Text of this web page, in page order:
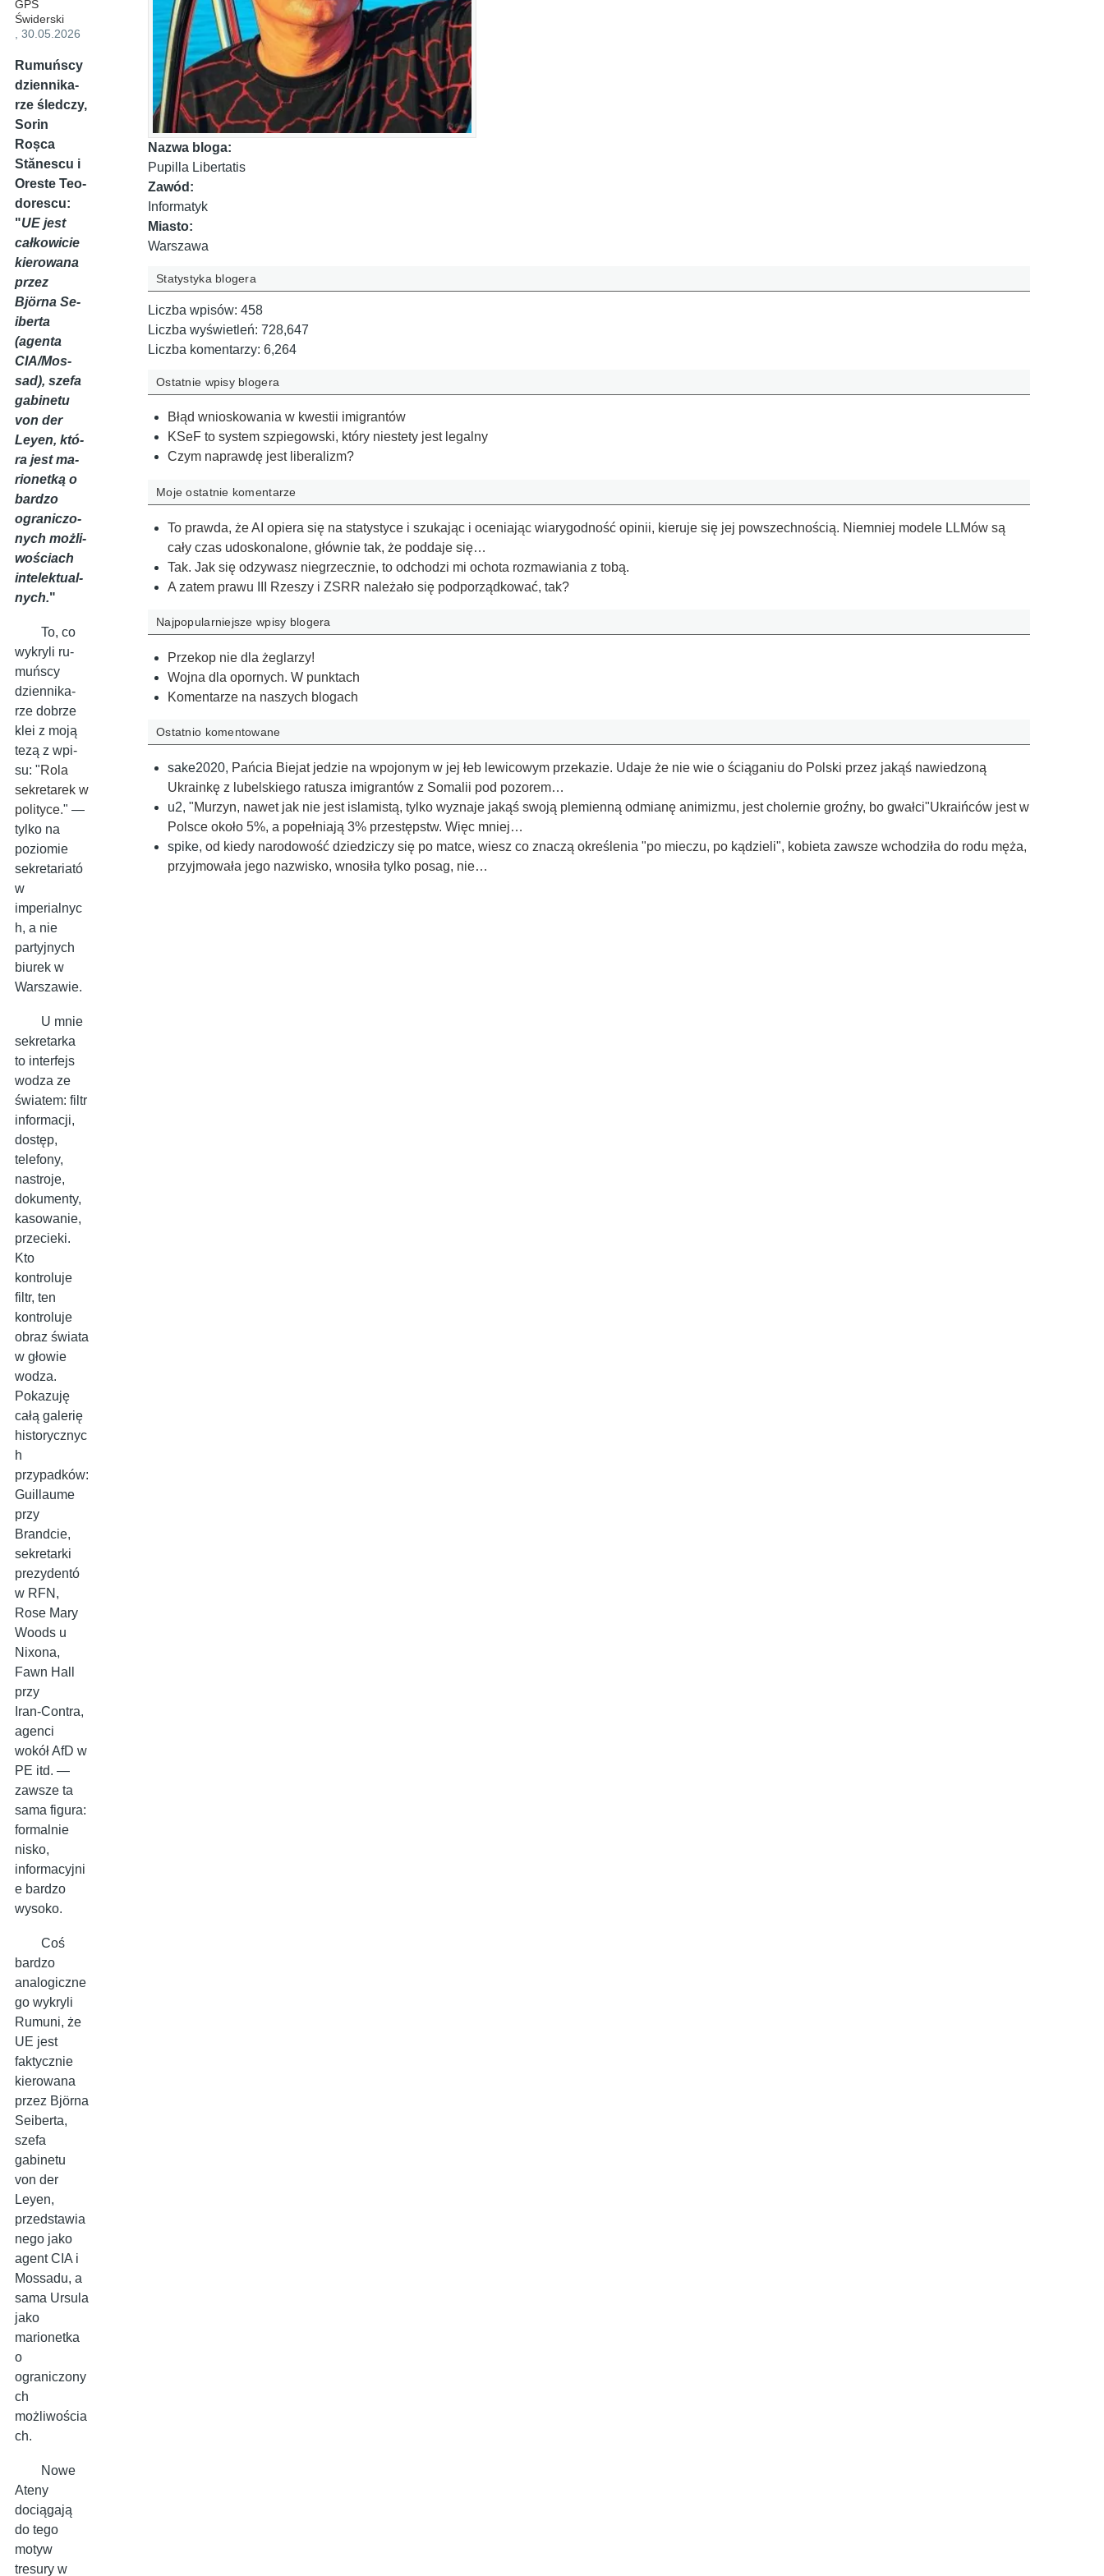
GPS
Świderski
, 30.05.2026
Ru­muń­scy
dzien­ni­ka­
rze śled­czy,
So­rin
Roșca
Stănescu i
Ore­ste Teo­
do­re­scu:
"UE je­st
cał­ko­wi­cie
kie­ro­wa­na
przez
Björna Se­
iber­ta
(agen­ta
CIA/Mos­
sad), sze­fa
ga­bi­ne­tu
von der
Ley­en, któ­
ra je­st ma­
rio­net­ką o
bar­dzo
ogra­ni­czo­
ny­ch moż­li­
wo­ścia­ch
in­te­lek­tu­al­
ny­ch."
To, co
wy­kry­li ru­
muń­scy
dzien­ni­ka­
rze do­brze
klei z mo­ją
te­zą z wpi­
su: "Rola
sekretarek w
polityce." —
tylko na
poziomie
sekretariató
w
imperialnyc
h, a nie
partyjnych
biurek w
Warszawie.
U mnie
sekretarka
to interfejs
wodza ze
światem: filtr
informacji,
dostęp,
telefony,
nastroje,
dokumenty,
kasowanie,
przecieki.
Kto
kontroluje
filtr, ten
kontroluje
obraz świata
w głowie
wodza.
Pokazuję
całą galerię
historycznyc
h
przypadków:
Guillaume
przy
Brandcie,
sekretarki
prezydentó
w RFN,
Rose Mary
Woods u
Nixona,
Fawn Hall
przy
Iran‑Contra,
agenci
wokół AfD w
PE itd. —
zawsze ta
sama figura:
formalnie
nisko,
informacyjni
e bardzo
wysoko.
Coś
bardzo
analogiczne
go wykryli
Rumuni, że
UE jest
faktycznie
kierowana
przez Björna
Seiberta,
szefa
gabinetu
von der
Leyen,
przedstawia
nego jako
agent CIA i
Mossadu, a
sama Ursula
jako
marionetka
o
ograniczony
ch
możliwościa
ch.
Nowe
Ateny
dociągają
do tego
motyw
tresury w
Nazwa bloga:
Pupilla Libertatis
Zawód:
Informatyk
Miasto:
Warszawa
Statystyka blogera
Liczba wpisów: 458
Liczba wyświetleń: 728,647
Liczba komentarzy: 6,264
Ostatnie wpisy blogera
Błąd wnioskowania w kwestii imigrantów
KSeF to system szpiegowski, który niestety jest legalny
Czym naprawdę jest liberalizm?
Moje ostatnie komentarze
To prawda, że AI opiera się na statystyce i szukając i oceniając wiarygodność opinii, kieruje się jej powszechnością. Niemniej modele LLMów są
cały czas udoskonalone, głównie tak, że poddaje się…
Tak. Jak się odzywasz niegrzecznie, to odchodzi mi ochota rozmawiania z tobą.
A zatem prawu III Rzeszy i ZSRR należało się podporządkować, tak?
Najpopularniejsze wpisy blogera
Przekop nie dla żeglarzy!
Wojna dla opornych. W punktach
Komentarze na naszych blogach
Ostatnio komentowane
sake2020, Pańcia Biejat jedzie na wpojonym w jej łeb lewicowym przekazie. Udaje że nie wie o ściąganiu do Polski przez jakąś nawiedzoną
Ukrainkę z lubelskiego ratusza imigrantów z Somalii pod pozorem…
u2, "Murzyn, nawet jak nie jest islamistą, tylko wyznaje jakąś swoją plemienną odmianę animizmu, jest cholernie groźny, bo gwałci"Ukraińców jest w
Polsce około 5%, a popełniają 3% przestępstw. Więc mniej…
spike, od kiedy narodowość dziedziczy się po matce, wiesz co znaczą określenia "po mieczu, po kądzieli", kobieta zawsze wchodziła do rodu męża,
przyjmowała jego nazwisko, wnosiła tylko posag, nie…